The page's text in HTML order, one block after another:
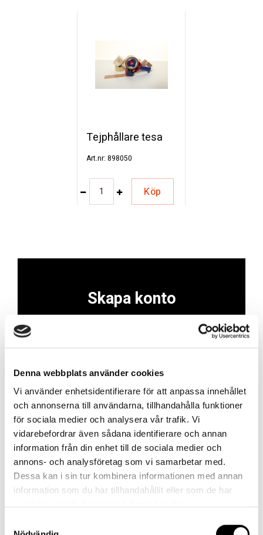
Denna webbplats använder cookies
Vi använder enhetsidentifierare för att anpassa innehållet
och annonserna till användarna, tillhandahålla funktioner
för sociala medier och analysera vår trafik. Vi
vidarebefordrar även sådana identifierare och annan
information från din enhet till de sociala medier och
annons- och analysföretag som vi samarbetar med.
Dessa kan i sin tur kombinera informationen med annan
information som du har tillhandahållit eller som de har
Tejphållare tesa
898050
Köp
Skapa konto
Skapa ett företagskonto för att enkelt och
mycket mer!
Skapa konto
Kontakt
Har du frågor eller behöver hjälp?